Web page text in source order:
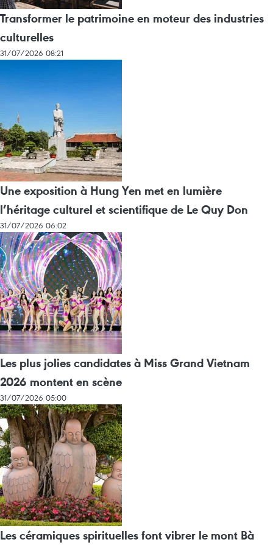
Transformer le patrimoine en moteur des industries
culturelles
31/07/2026 08:21
Une exposition à Hung Yen met en lumière
l’héritage culturel et scientifique de Le Quy Don
31/07/2026 06:02
Les plus jolies candidates à Miss Grand Vietnam
2026 montent en scène
31/07/2026 05:00
Les céramiques spirituelles font vibrer le mont Bà